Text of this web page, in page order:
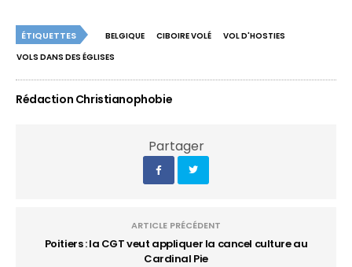
ÉTIQUETTES BELGIQUE CIBOIRE VOLÉ
VOL D'HOSTIES
VOLS DANS DES ÉGLISES
Rédaction Christianophobie
Partager
ARTICLE PRÉCÉDENT
Poitiers : la CGT veut appliquer la cancel culture au
Cardinal Pie